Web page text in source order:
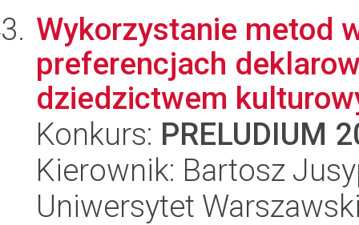
Wykorzystanie metod
preferencjach
dziedzictwem
Konkurs: PRELUDIUM
Kierownik: Bartosz
Uniwersytet